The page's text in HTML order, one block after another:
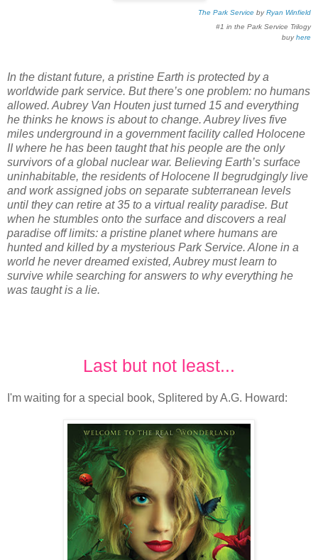
The Park Service byRyan Winfield
#1 in the Park Service Trilogy
buyhere
In the distant future, a pristine Earth is protected by a
worldwide park service. But there’s one problem: no humans
allowed. Aubrey Van Houten just turned 15 and everything
he thinks he knows is about to change. Aubrey lives five
miles underground in a government facility called Holocene
II where he has been taught that his people are the only
survivors of a global nuclear war. Believing Earth’s surface
uninhabitable, the residents of Holocene II begrudgingly live
and work assigned jobs on separate subterranean levels
until they can retire at 35 to a virtual reality paradise. But
when he stumbles onto the surface and discovers a real
paradise off limits: a pristine planet where humans are
hunted and killed by a mysterious Park Service. Alone in a
world he never dreamed existed, Aubrey must learn to
survive while searching for answers to why everything he
was taught is a lie.
Last but not least...
I'm waiting for a special book, Splitered by A.G. Howard: